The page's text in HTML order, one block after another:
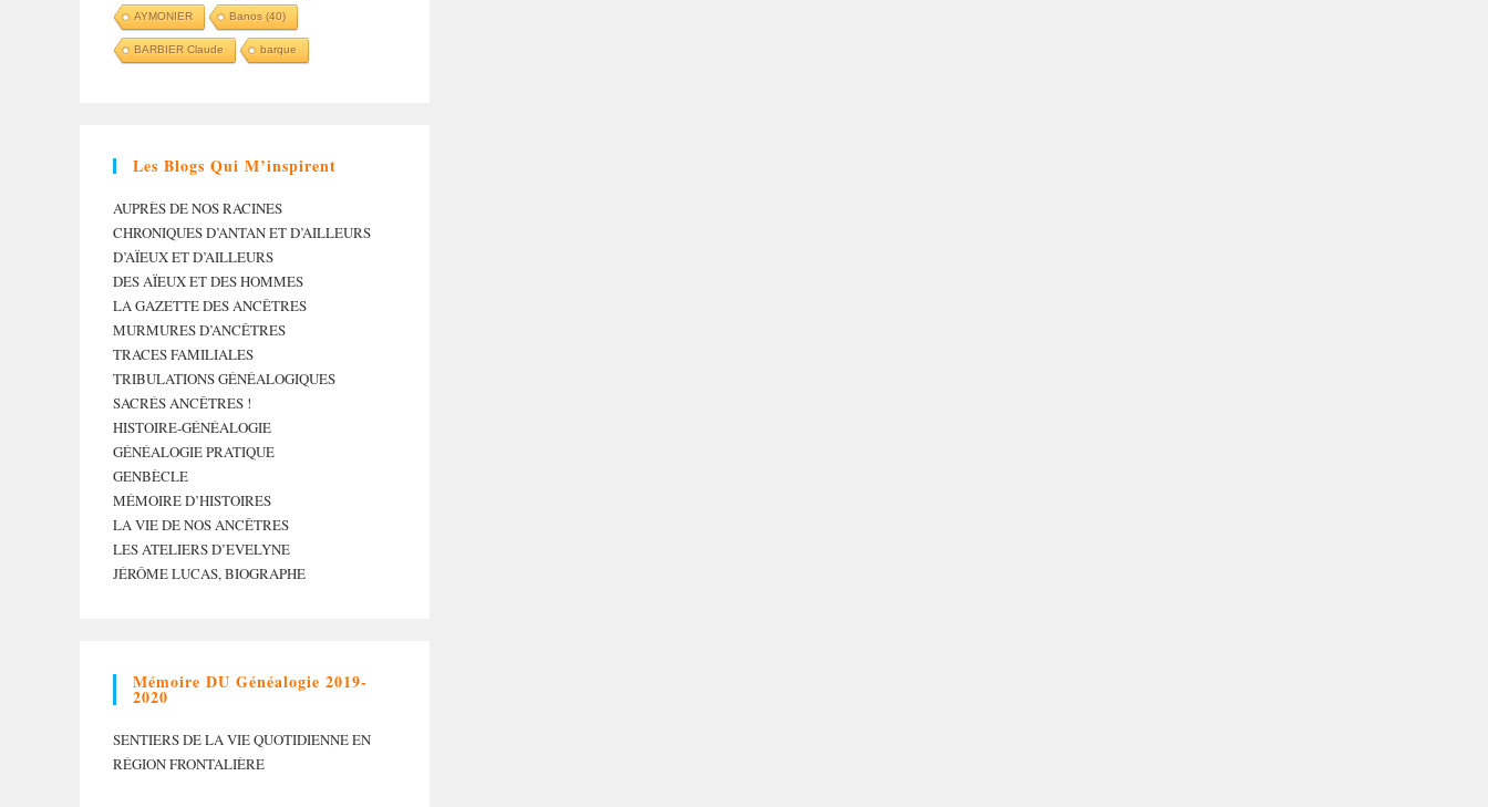
AYMONIER Banos (40)
BARBIER Claude barque
Les Blogs Qui M’inspirent
AUPRÈS DE NOS RACINES
CHRONIQUES D’ANTAN ET D’AILLEURS
D’AÏEUX ET D’AILLEURS
DES AÏEUX ET DES HOMMES
LA GAZETTE DES ANCÊTRES
MURMURES D’ANCÊTRES
TRACES FAMILIALES
TRIBULATIONS GÉNÉALOGIQUES
SACRÉS ANCÊTRES !
HISTOIRE-GÉNÉALOGIE
GÉNÉALOGIE PRATIQUE
GENBÈCLE
MÉMOIRE D’HISTOIRES
LA VIE DE NOS ANCÊTRES
LES ATELIERS D’EVELYNE
JÉRÔME LUCAS, BIOGRAPHE
Mémoire DU Généalogie 2019-
2020
SENTIERS DE LA VIE QUOTIDIENNE EN
RÉGION FRONTALIÈRE